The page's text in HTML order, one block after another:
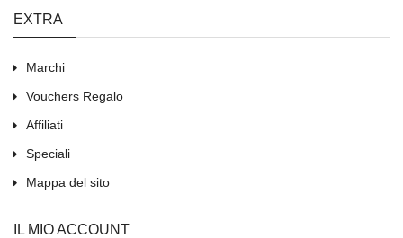
EXTRA
Marchi
Vouchers Regalo
Affiliati
Speciali
Mappa del sito
IL MIO ACCOUNT